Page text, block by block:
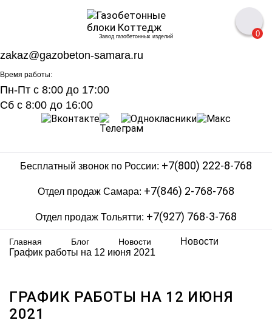
Завод газобетонных изделий
zakaz@gazobeton-samara.ru
Время работы:
Пн-Пт с 8:00 до 17:00
Сб с 8:00 до 16:00
0
Бесплатный звонок по России: +7(800) 222-8-768
Отдел продаж Самара: +7(846) 2-768-768
Отдел продаж Тольятти: +7(927) 768-3-768
Главная Блог Новости
Новости
График работы на 12 июня 2021
ГРАФИК РАБОТЫ НА 12 ИЮНЯ
2021